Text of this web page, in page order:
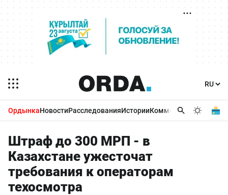
ОрдынкаНовостиРасследованияИсторииКомментарииБизнес
Штраф до 300 МРП - в
Казахстане ужесточат
требования к операторам
техосмотра